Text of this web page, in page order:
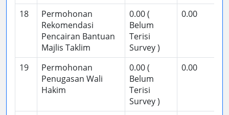
18
Permohonan
Rekomendasi
Pencairan Bantuan
Majlis Taklim
0.00 (
Belum
Terisi
Survey )
0.00
19
Permohonan
Penugasan Wali
Hakim
0.00 (
Belum
Terisi
Survey )
0.00